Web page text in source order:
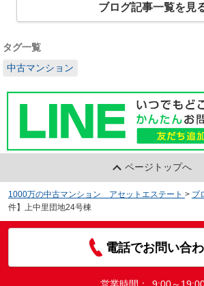
ブログ記事一覧を見
タグ一覧
中古マンション
ページトップへ
1000万の中古マンション アセットエステート > ブ
件】上中里団地24号棟
電話でお問い合
営業時間： 9:00～